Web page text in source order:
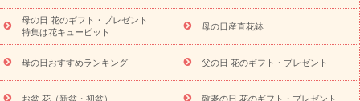
念日
結婚祝い 出産祝い 退院祝い・快気祝い
寿祝い
プチギフト ペットのお祝いフラワー
供え・お悔やみ商品一覧
お供え・お悔やみの花
四十九日法要以
母の日 花のギフト・プレゼント
特集は花キューピット
母の日産直花鉢
母の日おすすめランキング 父の日 花のギフト・プレゼント
お盆 花（新盆・初盆） 敬老の日 花のギフト・プレゼント